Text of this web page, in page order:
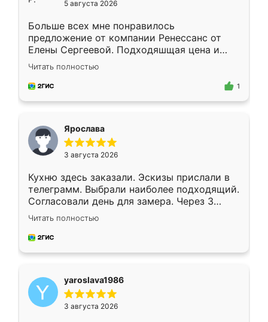
5 августа 2026
Больше всех мне понравилось
предложение от компании Ренессанс от
Елены Сергеевой. Подходяшщая цена и
короткие сроки изготовления. Приехавший
для замера сотрудник Владислав
предложил по моему эскизу самый
Читать полностью
1
Ярослава
3 августа 2026
Кухню здесь заказали. Эскизы прислали в
телеграмм. Выбрали наиболее подходящий.
Согласовали день для замера. Через 3
недели кухня была уже готова. Остались
довольны работой. Спасибо Ренессанс
мебель за качественную работу!
Читать полностью
yaroslava1986
3 августа 2026